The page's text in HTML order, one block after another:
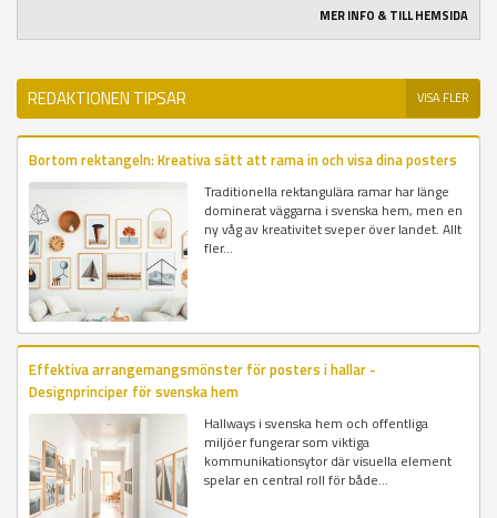
MER INFO & TILL HEMSIDA
REDAKTIONEN TIPSAR VISA FLER
Bortom rektangeln: Kreativa sätt att rama in och visa dina posters
Traditionella rektangulära ramar har länge
dominerat väggarna i svenska hem, men en
ny våg av kreativitet sveper över landet. Allt
fler...
Effektiva arrangemangsmönster för posters i hallar -
Designprinciper för svenska hem
Hallways i svenska hem och offentliga
miljöer fungerar som viktiga
kommunikationsytor där visuella element
spelar en central roll för både...